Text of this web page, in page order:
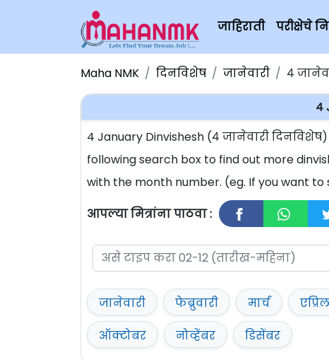
जाहिराती परीक्षेचे
Maha NMK दिनविशेष जानेवारी ४
4
4 January Dinvishesh (४ जानेवारी
following search box to find out more
with the month number. (eg. If you want
आपल्या मित्रांना पाठवा :
जानेवारी फेब्रुवारी मार्च एप्रिल
ऑक्टोबर
नोव्हेंबर डिसेंबर